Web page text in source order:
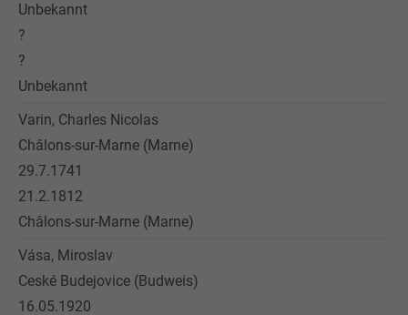
Unbekannt
?
?
Unbekannt
Varin, Charles Nicolas
Châlons-sur-Marne (Marne)
29.7.1741
21.2.1812
Châlons-sur-Marne (Marne)
Vása, Miroslav
Ceské Budejovice (Budweis)
16.05.1920